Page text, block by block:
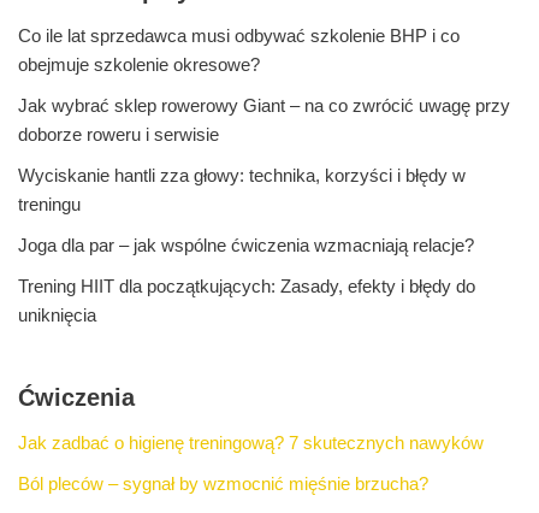
Co ile lat sprzedawca musi odbywać szkolenie BHP i co
obejmuje szkolenie okresowe?
Jak wybrać sklep rowerowy Giant – na co zwrócić uwagę przy
doborze roweru i serwisie
Wyciskanie hantli zza głowy: technika, korzyści i błędy w
treningu
Joga dla par – jak wspólne ćwiczenia wzmacniają relacje?
Trening HIIT dla początkujących: Zasady, efekty i błędy do
uniknięcia
Ćwiczenia
Jak zadbać o higienę treningową? 7 skutecznych nawyków
Ból pleców – sygnał by wzmocnić mięśnie brzucha?